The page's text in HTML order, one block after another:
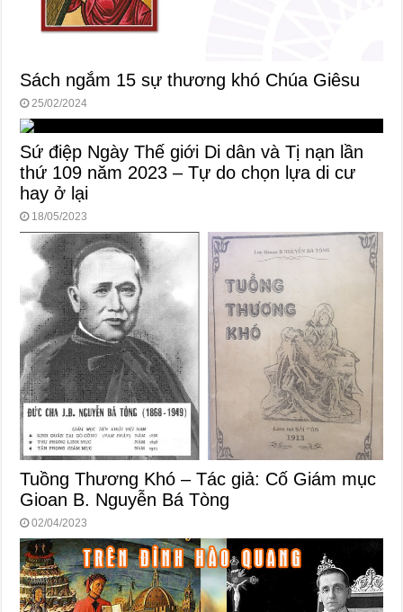
Sách ngắm 15 sự thương khó Chúa Giêsu
25/02/2024
Sứ điệp Ngày Thế giới Di dân và Tị nạn lần
thứ 109 năm 2023 – Tự do chọn lựa di cư
hay ở lại
18/05/2023
Tuồng Thương Khó – Tác giả: Cố Giám mục
Gioan B. Nguyễn Bá Tòng
02/04/2023